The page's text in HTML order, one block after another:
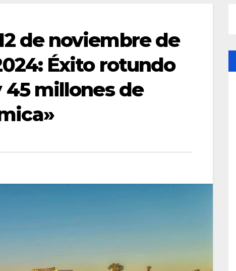
de noviembre de
Éxito rotundo
millones de